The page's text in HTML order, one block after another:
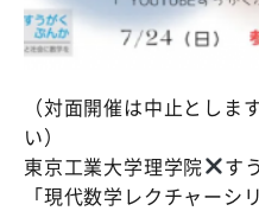
す。（フェーズ2で対応）
（対面開催は中止とし
い）
東京工業大学理学院
す
「現代数学レクチャーシ